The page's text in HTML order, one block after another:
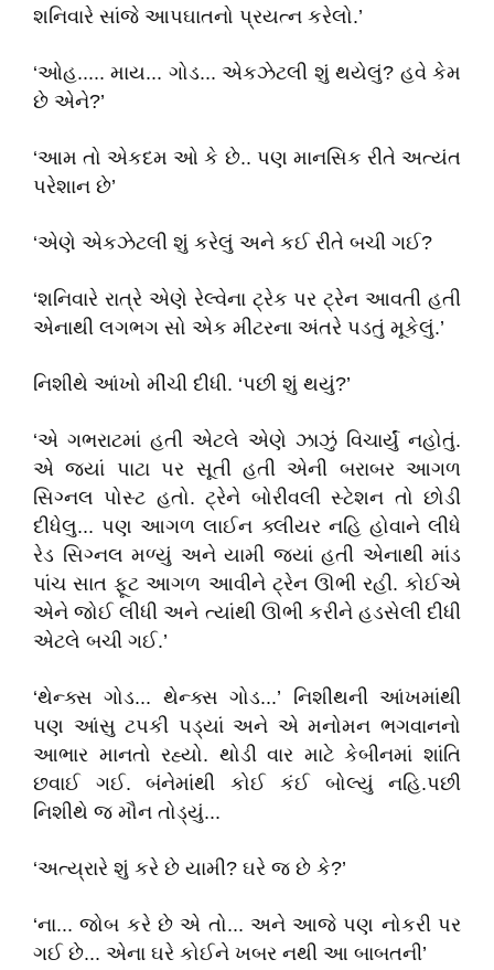
શનિવારે સાંજે આપઘાતનો પ્રયત્ન કરેલો.’
‘ઓહ..... માય... ગોડ... એકઝેટલી શું થયેલું? હવે કેમ
છે એને?’
‘આમ તો એકદમ ઓ કે છે.. પણ માનસિક રીતે અત્યંત
પરેશાન છે’
‘એણે એકઝેટલી શું કરેલું અને કઈ રીતે બચી ગઈ?
‘શનિવારે રાત્રે એણે રેલ્વેના ટ્રેક પર ટ્રેન આવતી હતી
એનાથી લગભગ સો એક મીટરના અંતરે પડતું મૂકેલું.’
નિશીથે આંખો મીંચી દીધી. ‘પછી શું થયું?’
‘એ ગભરાટમાં હતી એટલે એણે ઝાઝું વિચાર્યું નહોતું.
એ જ્યાં પાટા પર સૂતી હતી એની બરાબર આગળ
સિગ્નલ પોસ્ટ હતો. ટ્રેને બોરીવલી સ્ટેશન તો છોડી
દીધેલુ... પણ આગળ લાઈન ક્લીયર નહિ હોવાને લીધે
રેડ સિગ્નલ મળ્યું અને યામી જ્યાં હતી એનાથી માંડ
પાંચ સાત ફૂટ આગળ આવીને ટ્રેન ઊભી રહી. કોઈએ
એને જોઈ લીધી અને ત્યાંથી ઊભી કરીને હડસેલી દીધી
એટલે બચી ગઈ.’
‘થેન્ક્સ ગોડ... થેન્ક્સ ગોડ...’ નિશીથની આંખમાંથી
પણ આંસુ ટપકી પડ્યાં અને એ મનોમન ભગવાનનો
આભાર માનતો રહ્યો. થોડી વાર માટે કેબીનમાં શાંતિ
છવાઈ ગઈ. બંનેમાંથી કોઈ કંઈ બોલ્યું નહિ.પછી
નિશીથે જ મૌન તોડ્યું...
‘અત્ય્રારે શું કરે છે યામી? ઘરે જ છે કે?’
‘ના... જોબ કરે છે એ તો... અને આજે પણ નોકરી પર
ગઈ છે... એના ઘરે કોઈને ખબર નથી આ બાબતની’